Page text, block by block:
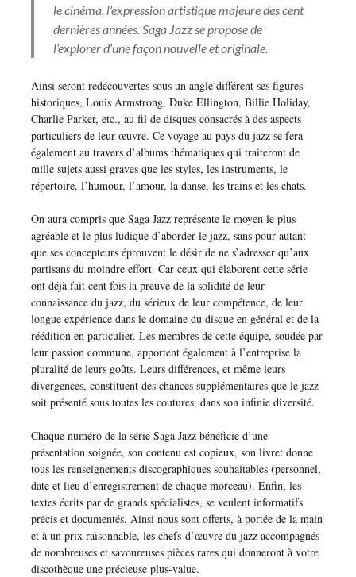
le cinéma, l’expression artistique majeure des cent
dernières années. Saga Jazz se propose de
l’explorer d’une façon nouvelle et originale.
Ainsi seront redécouvertes sous un angle différent ses figures
historiques, Louis Armstrong, Duke Ellington, Billie Holiday,
Charlie Parker, etc., au fil de disques consacrés à des aspects
particuliers de leur œuvre. Ce voyage au pays du jazz se fera
également au travers d’albums thématiques qui traiteront de
mille sujets aussi graves que les styles, les instruments, le
répertoire, l’humour, l’amour, la danse, les trains et les chats.
On aura compris que Saga Jazz représente le moyen le plus
agréable et le plus ludique d’aborder le jazz, sans pour autant
que ses concepteurs éprouvent le désir de ne s’adresser qu’aux
partisans du moindre effort. Car ceux qui élaborent cette série
ont déjà fait cent fois la preuve de la solidité de leur
connaissance du jazz, du sérieux de leur compétence, de leur
longue expérience dans le domaine du disque en général et de la
réédition en particulier. Les membres de cette équipe, soudée par
leur passion commune, apportent également à l’entreprise la
pluralité de leurs goûts. Leurs différences, et même leurs
divergences, constituent des chances supplémentaires que le jazz
soit présenté sous toutes les coutures, dans son infinie diversité.
Chaque numéro de la série Saga Jazz bénéficie d’une
présentation soignée, son contenu est copieux, son livret donne
tous les renseignements discographiques souhaitables (personnel,
date et lieu d’enregistrement de chaque morceau). Enfin, les
textes écrits par de grands spécialistes, se veulent informatifs
précis et documentés. Ainsi nous sont offerts, à portée de la main
et à un prix raisonnable, les chefs-d’œuvre du jazz accompagnés
de nombreuses et savoureuses pièces rares qui donneront à votre
discothèque une précieuse plus-value.